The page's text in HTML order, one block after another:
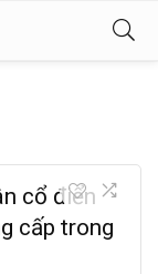
cổ điển
cấp trong